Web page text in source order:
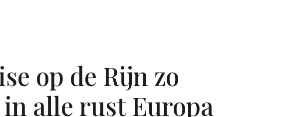
op de Rijn zo
alle rust Europa